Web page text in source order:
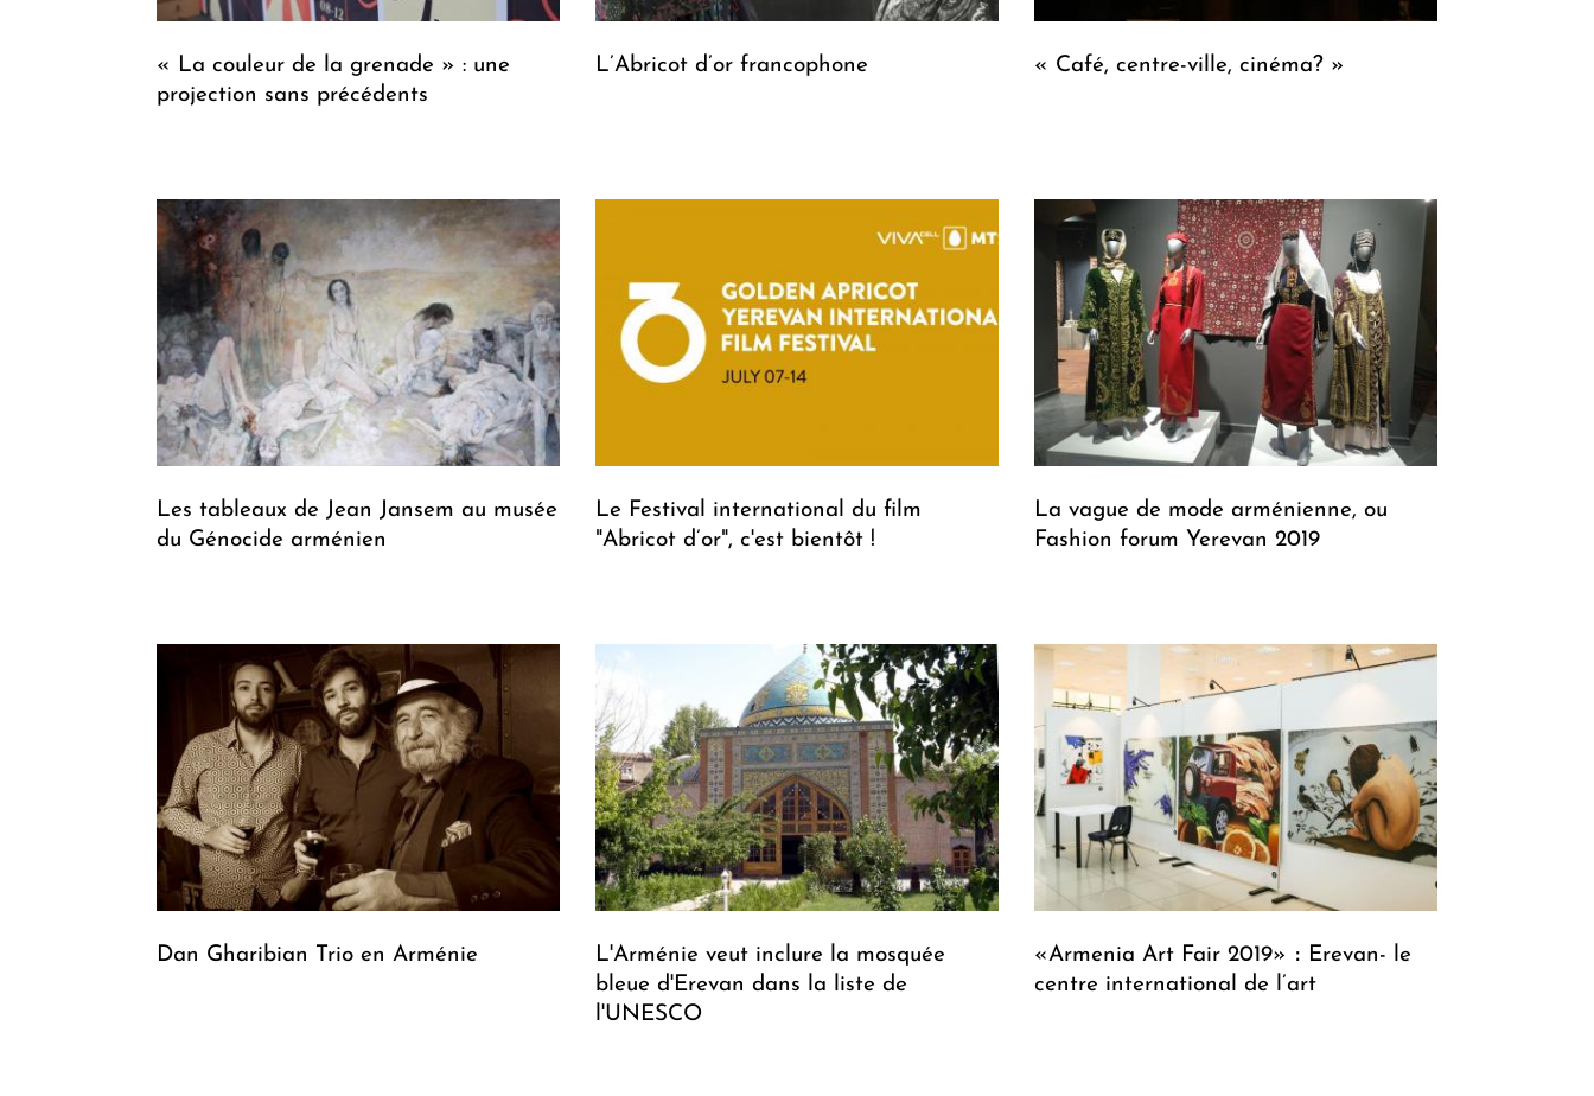
« La couleur de la grenade » : une
projection sans précédents
L’Abricot d’or francophone « Café, centre-ville, cinéma? »
Les tableaux de Jean Jansem au musée
du Génocide arménien
Le Festival international du film
"Abricot d’or", c'est bientôt !
La vague de mode arménienne, ou
Fashion forum Yerevan 2019
Dan Gharibian Trio en Arménie
L'Arménie veut inclure la mosquée
bleue d'Erevan dans la liste de
l'UNESCO
«Armenia Art Fair 2019» ։ Erevan- le
centre international de l’art